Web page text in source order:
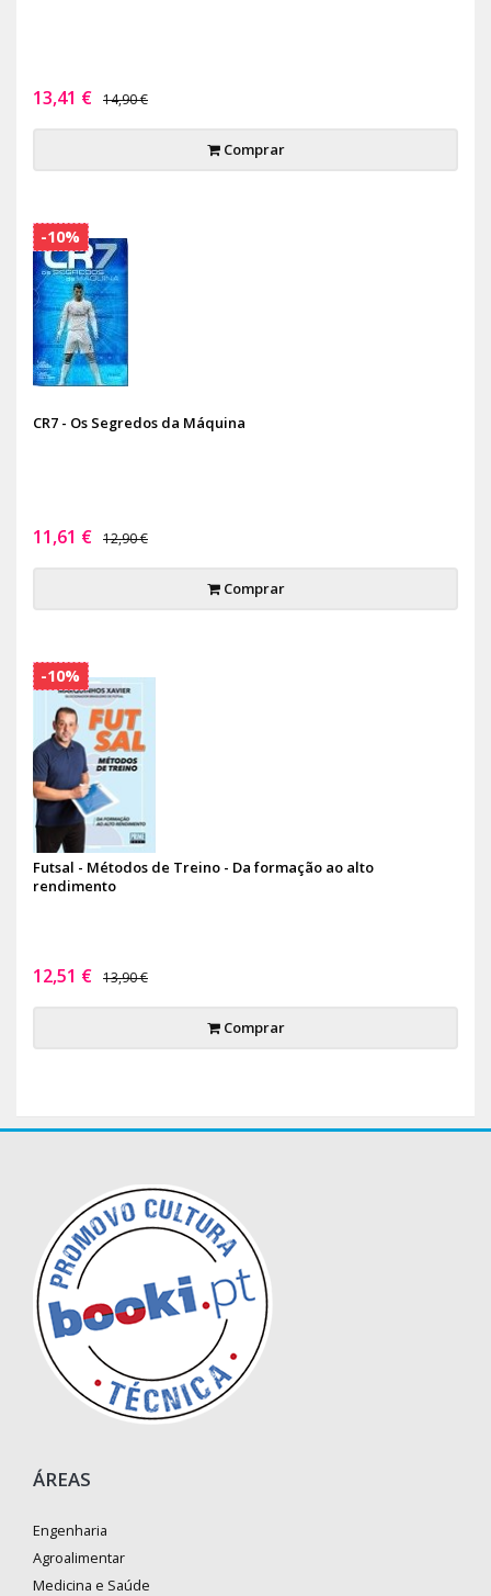
13,41 € 14,90 €
Comprar
CR7 - Os Segredos da Máquina
11,61 € 12,90 €
Comprar
-10%
Futsal - Métodos de Treino - Da formação ao alto
rendimento
12,51 € 13,90 €
Comprar
-10%
ÁREAS
Engenharia
Agroalimentar
Medicina e Saúde